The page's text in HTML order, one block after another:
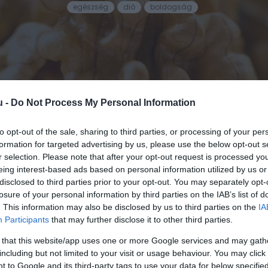
- Do Not Process My Personal Information
opt-out of the sale, sharing to third parties, or processing of your
for targeted advertising by us, please use the below opt-out
selection. Please note that after your opt-out request is processed
interest-based ads based on personal information utilized by us
to third parties prior to your opt-out. You may separately
of your personal information by third parties on the IAB’s list of
This information may also be disclosed by us to third parties on the
Participants that may further disclose it to other third parties.
that this website/app uses one or more Google services and may
but not limited to your visit or usage behaviour. You may
to Google and its third-party tags to use your data for below
egészség dió boldogság
ÉTELTŐL BOLDOGABBAK LEHETÜNK?
ételek, mint például a csokoládé,
étel – amely számos hagyományos
a kategóriába tartozik, vagyis érdemes minél
nemcsak az agyműködést serkenti, hanem
kimutatta, hogy a dió fogyasztása összefügg a